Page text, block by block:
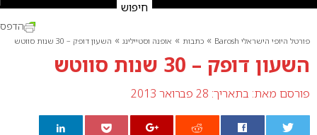
פורטל היופי הישראלי Barosh » כתבות » אופנה וסטיילינג » השעון דופק – 30 שנות סווטש
השעון דופק – 30 שנות סווטש
פורסם מאת: בתאריך: 28 פברואר 2013
הדפס